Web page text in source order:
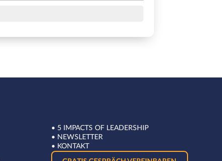
• 5 IMPACTS OF LEADERSHIP
• NEWSLETTER
• KONTAKT